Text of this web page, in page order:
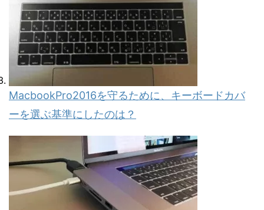
MacbookPro2016を守るために、キーボードカバ
ーを選ぶ基準にしたのは？